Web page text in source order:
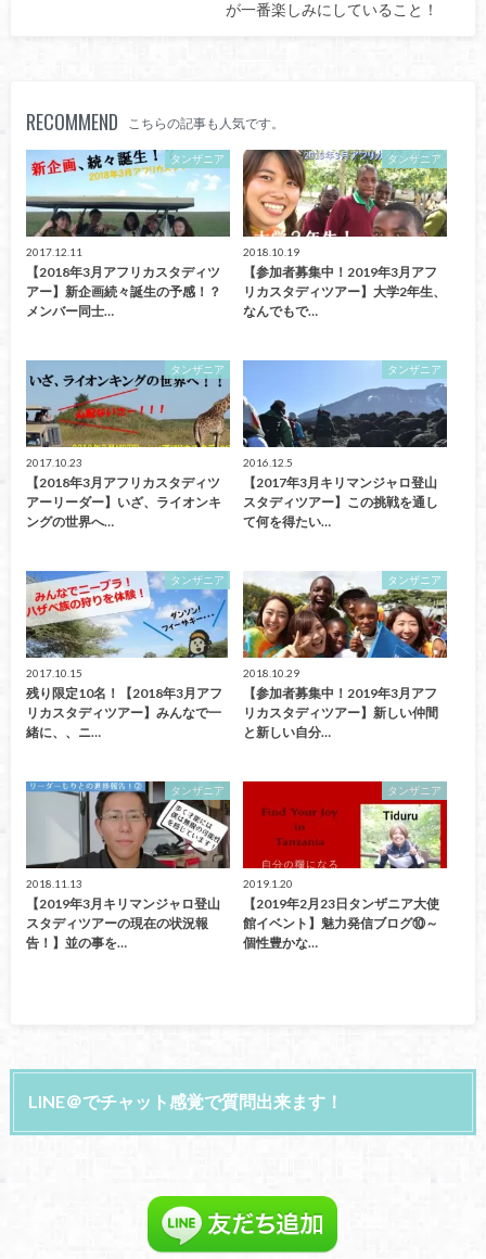
が一番楽しみにしていること！
RECOMMEND こちらの記事も人気です。
タンザニア
2017.12.11
【2018年3月アフリカスタディツ
アー】新企画続々誕生の予感！？
メンバー同士…
タンザニア
2018.10.19
【参加者募集中！2019年3月アフ
リカスタディツアー】大学2年生、
なんでもで…
タンザニア
2017.10.23
【2018年3月アフリカスタディツ
アーリーダー】いざ、ライオンキ
ングの世界へ…
タンザニア
2016.12.5
【2017年3月キリマンジャロ登山
スタディツアー】この挑戦を通し
て何を得たい…
タンザニア
2017.10.15
残り限定10名！【2018年3月アフ
リカスタディツアー】みんなで一
緒に、、ニ…
タンザニア
2018.10.29
【参加者募集中！2019年3月アフ
リカスタディツアー】新しい仲間
と新しい自分…
タンザニア
2018.11.13
【2019年3月キリマンジャロ登山
スタディツアーの現在の状況報
告！】並の事を…
タンザニア
2019.1.20
【2019年2月23日タンザニア大使
館イベント】魅力発信ブログ⑩～
個性豊かな…
LINE＠でチャット感覚で質問出来ます！